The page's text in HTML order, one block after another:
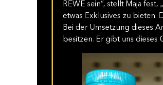
REWE sein“, stellt Maja
etwas Exklusives zu bieten.
Bei der Umsetzung dieses
besitzen. Er gibt uns dieses